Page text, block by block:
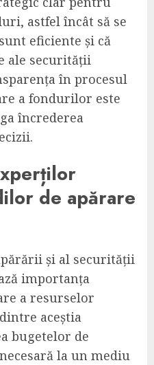
astfel încât să se
eficiente și că
ale securității
în procesul
a fondurilor este
încrederea
de apărare
și al securității
importanța
a resurselor
aceștia
bugetelor de
la un mediu